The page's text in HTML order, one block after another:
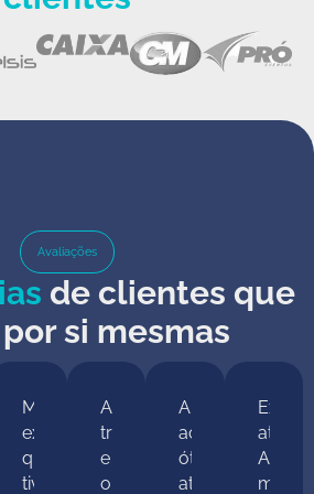
Avaliações
de clientes que
si mesmas
Melhor
experiência
que
tive
Ambiente
tranquilo
e
organizado.
Ambiente
acolhedor,
ótimo
atendimento
As